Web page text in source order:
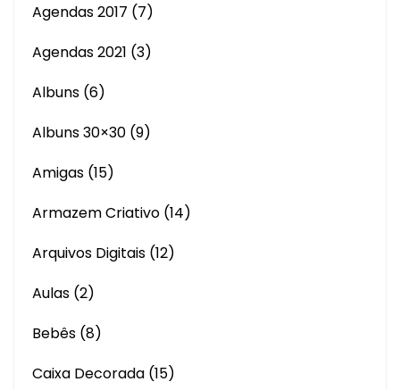
Agendas 2017 (7)
Agendas 2021 (3)
Albuns (6)
Albuns 30×30 (9)
Amigas (15)
Armazem Criativo (14)
Arquivos Digitais (12)
Aulas (2)
Bebês (8)
Caixa Decorada (15)